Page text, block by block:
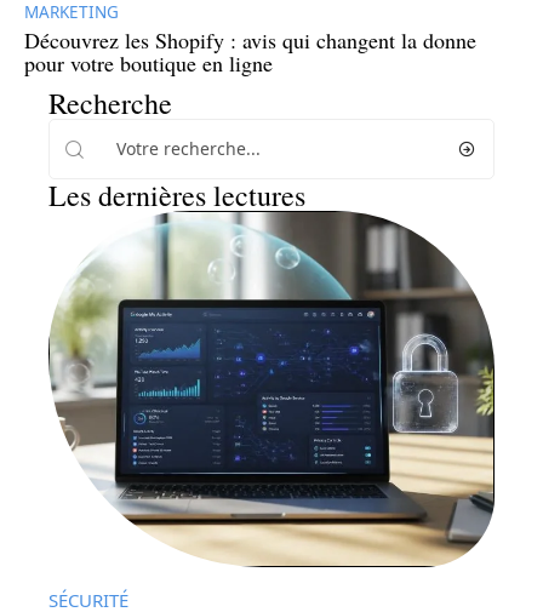
MARKETING
Découvrez les Shopify : avis qui changent la donne
pour votre boutique en ligne
Recherche
Les dernières lectures
SÉCURITÉ